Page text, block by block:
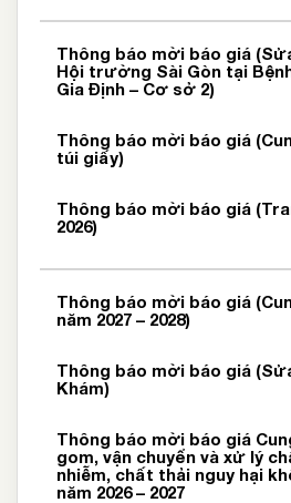
Thông báo mời báo giá
Hội trường Sài Gòn tại
Gia Định – Cơ sở 2)
Thông báo mời báo giá
túi giấy)
Thông báo mời báo giá
2026)
Thông báo mời báo giá
năm 2027 – 2028)
Thông báo mời báo giá
Khám)
Thông báo mời báo giá
gom, vận chuyển và xử lý
nhiễm, chất thải nguy hại
năm 2026 – 2027